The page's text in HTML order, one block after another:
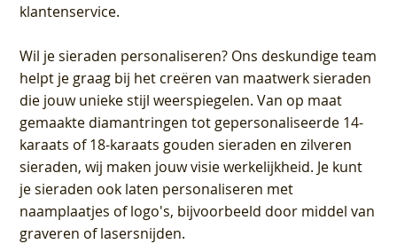
klantenservice.
Wil je sieraden personaliseren? Ons deskundige team
helpt je graag bij het creëren van maatwerk sieraden
die jouw unieke stijl weerspiegelen. Van op maat
gemaakte diamantringen tot gepersonaliseerde 14-
karaats of 18-karaats gouden sieraden en zilveren
sieraden, wij maken jouw visie werkelijkheid. Je kunt
je sieraden ook laten personaliseren met
naamplaatjes of logo's, bijvoorbeeld door middel van
graveren of lasersnijden.